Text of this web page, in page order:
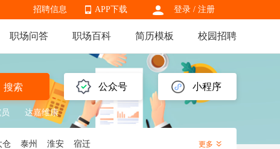
登录 / 注册
APP下载
APP下载
招聘信息
职场问答 职场百科 简历模板 校园招聘
公众号 小程序
搜索
达嘉维康
仓 泰州 淮安 宿迁 更多